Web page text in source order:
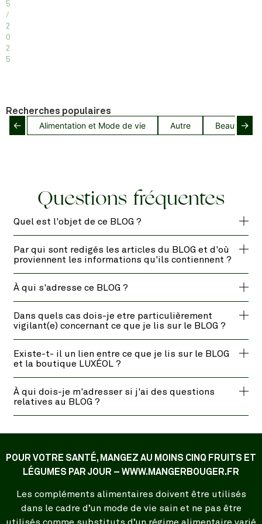
5
/
2
0
2
5
Recherches populaires
← Alimentation et Mode de vie Autre Beauté→
Questions fréquentes
Quel est l'objet de ce BLOG ?
Par qui sont redigés les articles du BLOG et d'où
proviennent les informations qu'ils contiennent ?
À qui s'adresse ce BLOG ?
Dans quels cas dois-je etre particulièrement
vigilant(e) concernant ce que je lis sur le BLOG ?
Existe-t- il un lien entre ce que je lis sur le BLOG
et la boutique LUXÉOL ?
À qui dois-je m'adresser si j'ai des questions
relatives au BLOG ?
POUR VOTRE SANTÉ, MANGEZ AU MOINS CINQ FRUITS ET
LÉGUMES PAR JOUR – WWW.MANGERBOUGER.FR
Les compléments alimentaires doivent être utilisés
dans le cadre d’un mode de vie sain et ne pas être